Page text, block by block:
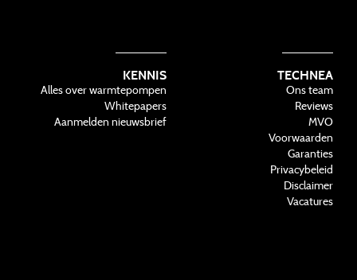
KENNIS
Alles over warmtepompen
Whitepapers
Aanmelden nieuwsbrief
TECHNEA
Ons team
Reviews
MVO
Voorwaarden
Garanties
Privacybeleid
Disclaimer
Vacatures